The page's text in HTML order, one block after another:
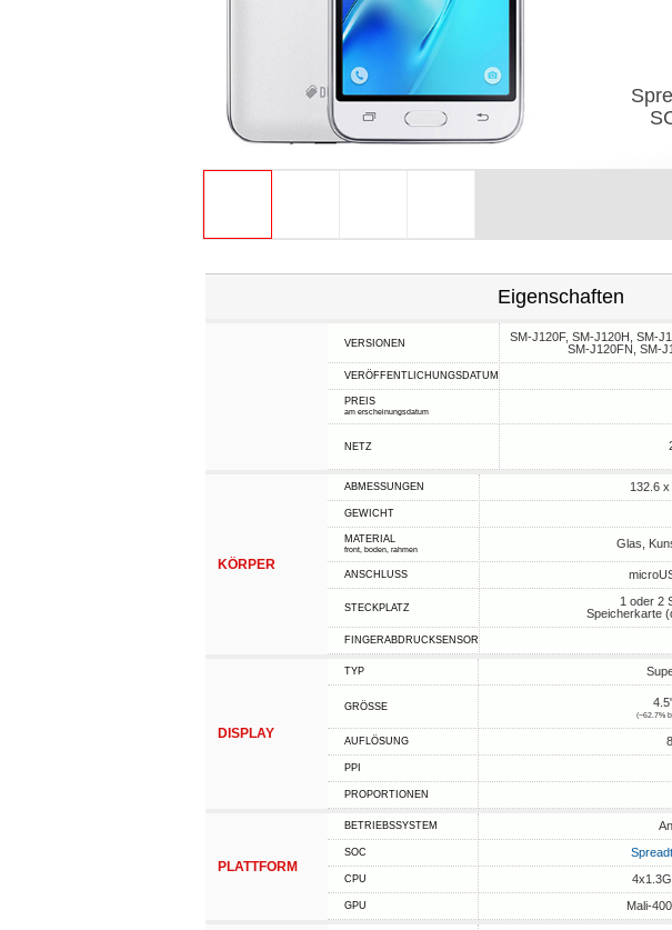
Eigenschaften
VERSIONEN
SM-J120F, SM-J120H, SM-
SM-J120FN, SM-
VERÖFFENTLICHUNGSDATUM
PREIS
am erscheinungsdatum
NETZ
KÖRPER
ABMESSUNGEN 132.6
GEWICHT
MATERIAL
front, boden, rahmen Glas,
ANSCHLUSS
STECKPLATZ
1 oder 2
Speicherkarte
FINGERABDRUCKSENSOR
DISPLAY
TYP
GRÖSSE
(~62.7%
AUFLÖSUNG
PPI
PROPORTIONEN
PLATTFORM
BETRIEBSSYSTEM
SOC
CPU
GPU Mali-